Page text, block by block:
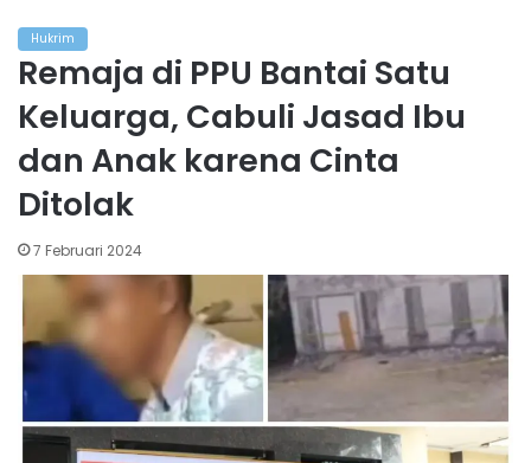
Hukrim
Remaja di PPU Bantai Satu
Keluarga, Cabuli Jasad Ibu
dan Anak karena Cinta
Ditolak
7 Februari 2024